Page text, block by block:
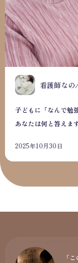
看護師なの
子どもに「なんで勉
あなたは何と答えま
2025年10月30日
「